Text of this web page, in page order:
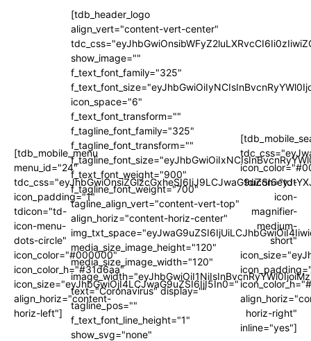
[tdb_mobile_menu
menu_id="24"
icon_padding="1"
tdicon="td-
icon-menu-
dots-circle"
icon_color="#000000"
icon_color_h="#31d6aa"
icon_size="eyJhbGwiOjI4LCJwaG9uZSI6IjI5In0="
align_horiz="content-
horiz-left"]
[tdb_header_logo
align_vert="content-vert-center"
show_image=""
f_text_font_family="325"
icon_space="6"
f_text_font_transform=""
f_tagline_font_family="325"
f_tagline_font_transform=""
f_text_font_weight="900"
f_tagline_font_weight="700"
tagline_align_vert="content-vert-top"
align_horiz="content-horiz-center"
media_size_image_height="120"
media_size_image_width="120"
text="Coronavirus" display=""
tagline_pos=""
f_text_font_line_height="1"
show_svg="none"
tdicon="td-
icon-
magnifier-
medium-
short"
horiz-right"
inline="yes"]